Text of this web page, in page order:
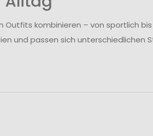
kombinieren – von sportlich bis
und passen sich unterschiedlichen